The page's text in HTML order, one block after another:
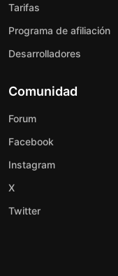
Tarifas
Programa de afiliación
Desarrolladores
Comunidad
Forum
Facebook
Instagram
X
Twitter